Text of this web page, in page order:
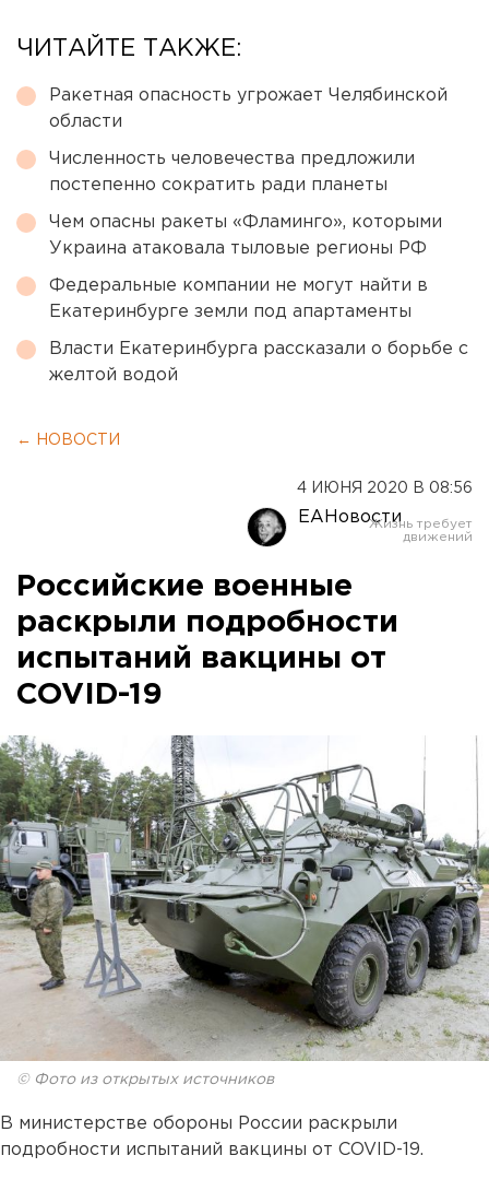
ЧИТАЙТЕ ТАКЖЕ:
Ракетная опасность угрожает Челябинской
области
Численность человечества предложили
постепенно сократить ради планеты
Чем опасны ракеты «Фламинго», которыми
Украина атаковала тыловые регионы РФ
Федеральные компании не могут найти в
Екатеринбурге земли под апартаменты
Власти Екатеринбурга рассказали о борьбе с
желтой водой
← НОВОСТИ
4 ИЮНЯ 2020 В 08:56
ЕАНовости
Российские военные
раскрыли подробности
испытаний вакцины от
COVID-19
© Фото из открытых источников
В министерстве обороны России раскрыли
подробности испытаний вакцины от COVID-19.